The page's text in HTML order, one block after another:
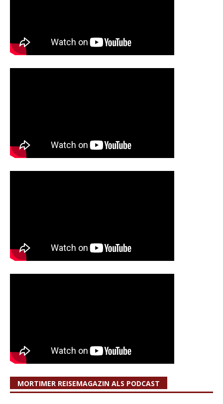
MORTIMER REISEMAGAZIN ALS PODCAST